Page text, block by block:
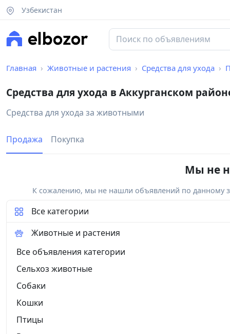
Узбекистан
Главная Животные и растения Средства для ухода
Средства для ухода в Аккурганском
Средства для ухода за животными
Продажа Покупка
Мы не
К сожалению, мы не нашли объявлений по данному
Все категории
Животные и растения
Все объявления категории
Сельхоз животные
Собаки
Кошки
Птицы